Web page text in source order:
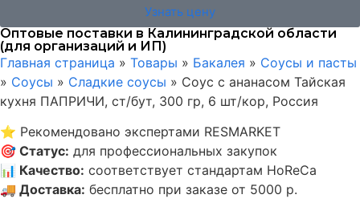
Узнать цену
Оптовые поставки в Калининградской области
(для организаций и ИП)
Главная страница » Товары » Бакалея » Соусы и пасты
» Соусы » Сладкие соусы » Соус с ананасом Тайская
кухня ПАПРИЧИ, ст/бут, 300 гр, 6 шт/кор, Россия
⭐ Рекомендовано экспертами RESMARKET
🎯 Статус: для профессиональных закупок
📊 Качество: соответствует стандартам HoReCa
🚚 Доставка: бесплатно при заказе от 5000 р.